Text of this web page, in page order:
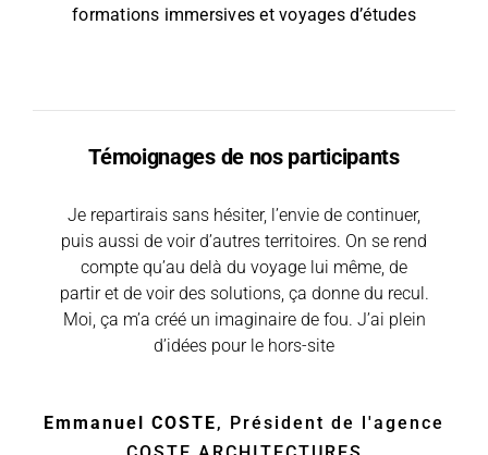
formations immersives et voyages d’études
Témoignages de nos participants
Je repartirais sans hésiter, l’envie de continuer,
puis aussi de voir d’autres territoires. On se rend
compte qu’au delà du voyage lui même, de
partir et de voir des solutions, ça donne du recul.
Moi, ça m’a créé un imaginaire de fou. J’ai plein
d’idées pour le hors-site
Emmanuel COSTE, Président de l'agence
Le fait de pouvoir s’immerger dans un
environnement différent avec des passionnés du
domaine de la construction hors site sur
plusieurs jours est suffisamment rare dans nos
agendas chargés pour faire de cette formation
une respiration constructive.
Bernard VOISIN
Président/co-fondateur
Tous les voyages sont à faire mais celui là en
particulier […] Il y a une super sélection
d’intervenants, j’ai déjà vu plein d’usines et celle
là, franchement, c’est quelque chose à faire.